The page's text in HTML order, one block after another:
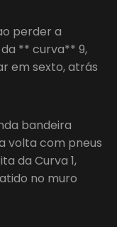
perder a
** curva** 9,
em sexto, atrás
bandeira
volta com pneus
da Curva 1,
no muro